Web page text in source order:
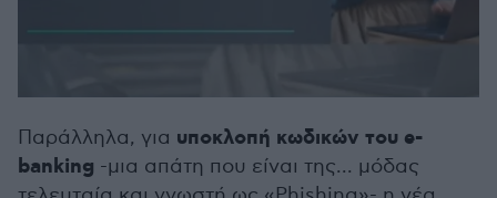
Παράλληλα, για υποκλοπή κωδικών του e-
banking -μια απάτη που είναι της... μόδας